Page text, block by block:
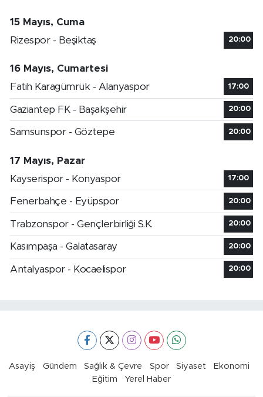
15 Mayıs, Cuma
Rizespor - Beşiktaş
20:00
16 Mayıs, Cumartesi
Fatih Karagümrük - Alanyaspor
17:00
Gaziantep FK - Başakşehir 20:00
Samsunspor - Göztepe 20:00
17 Mayıs, Pazar
Kayserispor - Konyaspor
17:00
Fenerbahçe - Eyüpspor 20:00
Trabzonspor - Gençlerbirliği S.K. 20:00
Kasımpaşa - Galatasaray 20:00
Antalyaspor - Kocaelispor 20:00
Asayiş Gündem Sağlık & Çevre Spor Siyaset
Ekonomi
Eğitim
Yerel Haber